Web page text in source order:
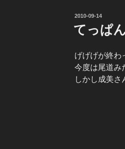
投
日:
2010-09-14
てっぱ
げげげが終わ
今度は尾道み
しかし成美さ